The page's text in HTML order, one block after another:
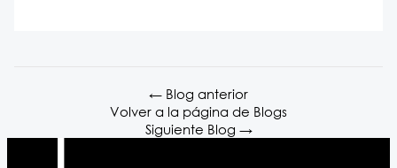
← Blog anterior
Volver a la página de Blogs
Siguiente Blog →